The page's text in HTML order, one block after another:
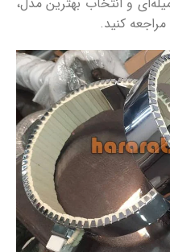
مراجعه کنید.